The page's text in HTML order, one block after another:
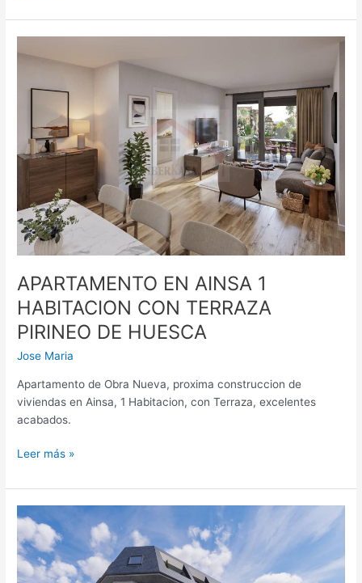
APARTAMENTO EN AINSA 1
HABITACION CON TERRAZA
PIRINEO DE HUESCA
Jose Maria
Apartamento de Obra Nueva, proxima construccion de
viviendas en Ainsa, 1 Habitacion, con Terraza, excelentes
acabados.
HABITACION
CON
TERRAZA
PIRINEO
HUESCA
Leer más »
APARTAMENTO
DE
OBRA
NUEVA